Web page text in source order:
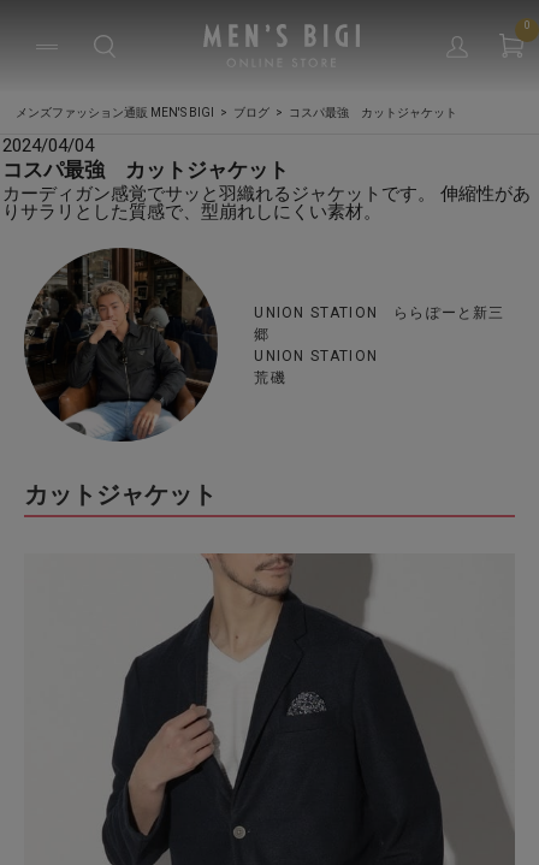
0
メンズファッション通販 MEN'S BIGI ブログ コスパ最強 カットジャケット
2024/04/04
コスパ最強 カットジャケット
カーディガン感覚でサッと羽織れるジャケットです。 伸縮性があ
りサラリとした質感で、型崩れしにくい素材。
UNION STATION ららぽーと新三
郷
UNION STATION
荒磯
カットジャケット